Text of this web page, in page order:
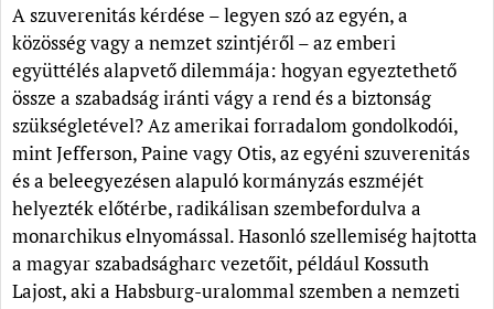
A szuverenitás kérdése – legyen szó az egyén, a
közösség vagy a nemzet szintjéről – az emberi
együttélés alapvető dilemmája: hogyan egyeztethető
össze a szabadság iránti vágy a rend és a biztonság
szükségletével? Az amerikai forradalom gondolkodói,
mint Jefferson, Paine vagy Otis, az egyéni szuverenitás
és a beleegyezésen alapuló kormányzás eszméjét
helyezték előtérbe, radikálisan szembefordulva a
monarchikus elnyomással. Hasonló szellemiség hajtotta
a magyar szabadságharc vezetőit, például Kossuth
Lajost, aki a Habsburg-uralommal szemben a nemzeti